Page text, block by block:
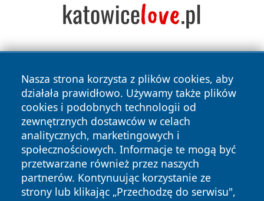
Nasza strona korzysta z plików cookies, aby
działała prawidłowo. Używamy także plików
cookies i podobnych technologii od
zewnętrznych dostawców w celach
analitycznych, marketingowych i
społecznościowych. Informacje te mogą być
przetwarzane również przez naszych
partnerów. Kontynuując korzystanie ze
strony lub klikając „Przechodzę do serwisu",
Copyright © 2026 stargardlokalnie.pl Wszystkie prawa
zastrzeżone.
News Autorzy
Polityka
Prywatności
Polityka
Cookies